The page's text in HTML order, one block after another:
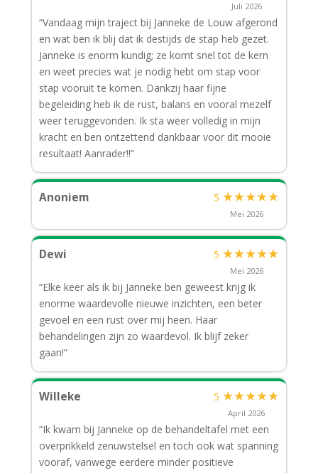
Juli 2026
“Vandaag mijn traject bij Janneke de Louw afgerond
en wat ben ik blij dat ik destijds de stap heb gezet.
Janneke is enorm kundig; ze komt snel tot de kern
en weet precies wat je nodig hebt om stap voor
stap vooruit te komen. Dankzij haar fijne
begeleiding heb ik de rust, balans en vooral mezelf
weer teruggevonden. Ik sta weer volledig in mijn
kracht en ben ontzettend dankbaar voor dit mooie
resultaat! Aanrader!!”
Anoniem 5 ★★★★★
Mei 2026
Dewi 5 ★★★★★
Mei 2026
“Elke keer als ik bij Janneke ben geweest krijg ik
enorme waardevolle nieuwe inzichten, een beter
gevoel en een rust over mij heen. Haar
behandelingen zijn zo waardevol. Ik blijf zeker
gaan!”
Willeke 5 ★★★★★
April 2026
“Ik kwam bij Janneke op de behandeltafel met een
overprikkeld zenuwstelsel en toch ook wat spanning
vooraf, vanwege eerdere minder positieve